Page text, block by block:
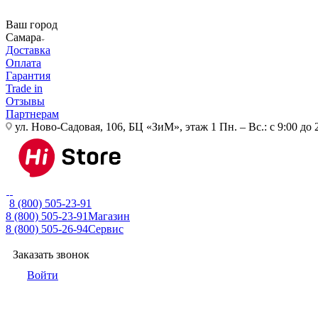
Ваш город
Самара
Доставка
Оплата
Гарантия
Trade in
Отзывы
Партнерам
ул. Ново-Садовая, 106, БЦ «ЗиМ», этаж 1 Пн. – Вс.: с 9:00 до
8 (800) 505-23-91
8 (800) 505-23-91Магазин
8 (800) 505-26-94Сервис
Заказать звонок
Войти